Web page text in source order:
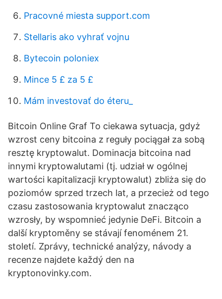
Pracovné miesta support.com
Stellaris ako vyhrať vojnu
Bytecoin poloniex
Mince 5 £ za 5 £
Mám investovať do éteru_
Bitcoin Online Graf To ciekawa sytuacja, gdyż
wzrost ceny bitcoina z reguły pociągał za sobą
resztę kryptowalut. Dominacja bitcoina nad
innymi kryptowalutami (tj. udział w ogólnej
wartości kapitalizacji kryptowalut) zbliża się do
poziomów sprzed trzech lat, a przecież od tego
czasu zastosowania kryptowalut znacząco
wzrosły, by wspomnieć jedynie DeFi. Bitcoin a
další kryptoměny se stávají fenoménem 21.
století. Zprávy, technické analýzy, návody a
recenze najdete každý den na
kryptonovinky.com.